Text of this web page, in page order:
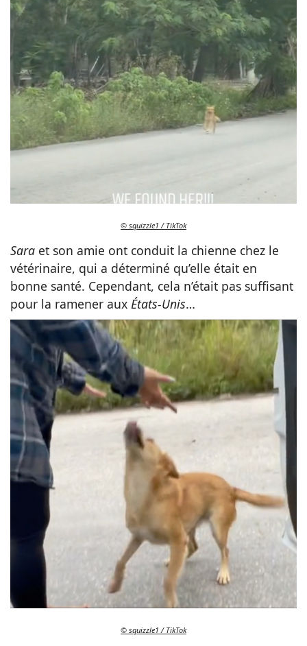
© squizzle1 / TikTok
Sara et son amie ont conduit la chienne chez le
vétérinaire, qui a déterminé qu’elle était en
bonne santé. Cependant, cela n’était pas suffisant
pour la ramener aux États-Unis…
© squizzle1 / TikTok